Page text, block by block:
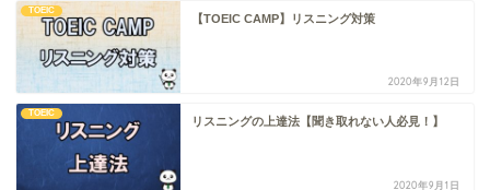
TOEIC
【TOEIC CAMP】リスニング対策
2020年9月12日
TOEIC
リスニングの上達法【聞き取れない人必見！】
2020年9月1日